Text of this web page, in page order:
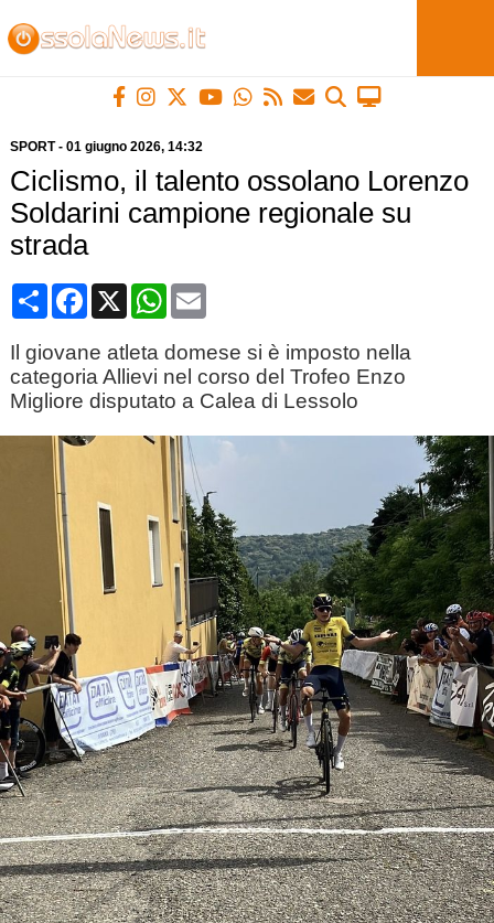
SPORT- 01 giugno 2026, 14:32
Ciclismo, il talento ossolano Lorenzo
Soldarini campione regionale su
strada
CondividiFacebook
X WhatsApp
Email
Il giovane atleta domese si è imposto nella
categoria Allievi nel corso del Trofeo Enzo
Migliore disputato a Calea di Lessolo